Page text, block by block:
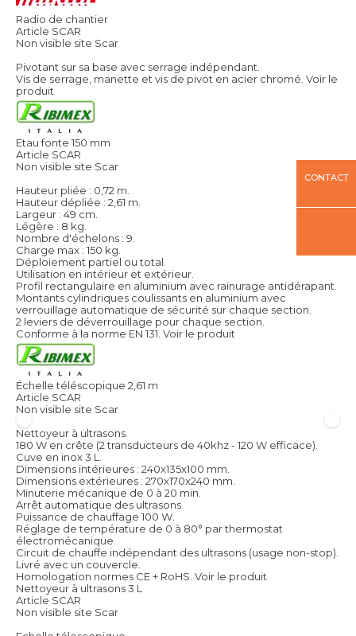
Radio de chantier
Article SCAR
Non visible site Scar
Pivotant sur sa base avec serrage indépendant.
Vis de serrage, manette et vis de pivot en acier chromé. Voir le
produit
Etau fonte 150 mm
Article SCAR
Non visible site Scar
Hauteur pliée : 0,72 m.
Hauteur dépliée : 2,61 m.
Largeur : 49 cm.
Légère : 8 kg.
Nombre d'échelons : 9.
Charge max : 150 kg.
Déploiement partiel ou total.
Utilisation en intérieur et extérieur.
Profil rectangulaire en aluminium avec rainurage antidérapant.
Montants cylindriques coulissants en aluminium avec
verrouillage automatique de sécurité sur chaque section.
2 leviers de déverrouillage pour chaque section.
Conforme à la norme EN 131. Voir le produit
Échelle téléscopique 2,61 m
Article SCAR
Non visible site Scar
Nettoyeur à ultrasons.
180 W en crête (2 transducteurs de 40khz - 120 W efficace).
Cuve en inox 3 L.
Dimensions intérieures : 240x135x100 mm.
Dimensions extérieures : 270x170x240 mm.
Minuterie mécanique de 0 à 20 min.
Arrêt automatique des ultrasons.
Puissance de chauffage 100 W.
Réglage de température de 0 à 80° par thermostat
électromécanique.
Circuit de chauffe indépendant des ultrasons (usage non-stop).
Livré avec un couvercle.
Homologation normes CE + RoHS. Voir le produit
Nettoyeur à ultrasons 3 L
Article SCAR
Non visible site Scar
CONTACT